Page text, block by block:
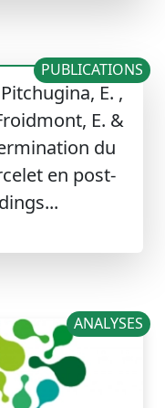
E. ,
E. &
du
en post-
PUBLICATIONS
ANALYSES